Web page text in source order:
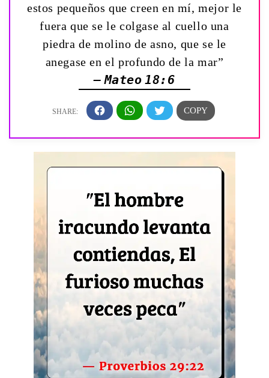
estos pequeños que creen en mí, mejor le
fuera que se le colgase al cuello una
piedra de molino de asno, que se le
anegase en el profundo de la mar”
— Mateo 18:6